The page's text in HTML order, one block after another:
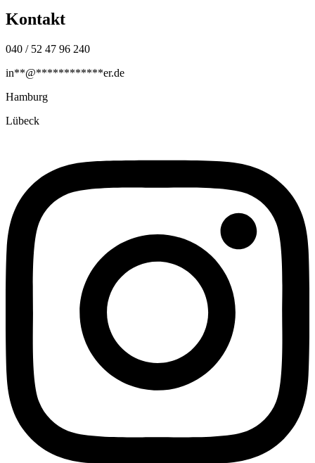
Kontakt
040 / 52 47 96 240
in**@************er.de
Hamburg
Lübeck